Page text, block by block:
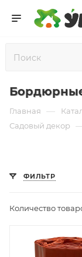
Главная —
Садовый декор
ФИЛЬТР
Количество